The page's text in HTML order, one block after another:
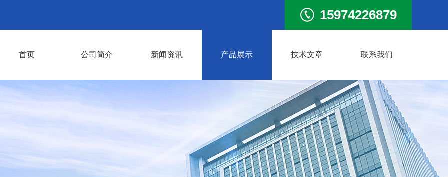
15974226879
首页 公司简介 新闻资讯 产品展示 技术文章 联系我们